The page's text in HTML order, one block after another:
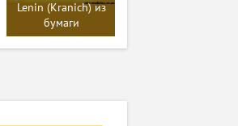
Lenin (Kranich) из
бумаги